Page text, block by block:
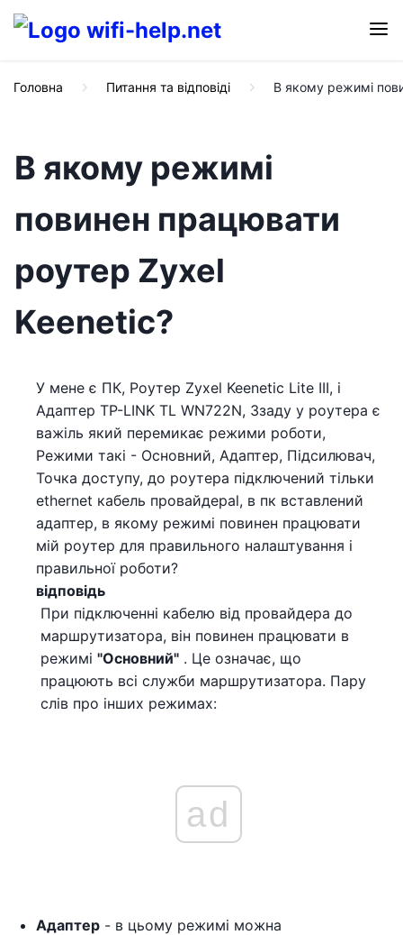
Головна Питання та відповіді В якому режимі
В якому режимі
повинен працювати
роутер Zyxel
Keenetic?
У мене є ПК, Роутер Zyxel Keenetic Lite III, і
Адаптер TP-LINK TL WN722N, Ззаду у роутера є
важіль який перемикає режими роботи,
Режими такі - Основний, Адаптер, Підсилювач,
Точка доступу, до роутера підключений тільки
ethernet кабель провайдераl, в пк вставлений
адаптер, в якому режимі повинен працювати
мій роутер для правильного налаштування і
правильної роботи?
відповідь
При підключенні кабелю від провайдера до
маршрутизатора, він повинен працювати в
режимі "Основний" . Це означає, що
працюють всі служби маршрутизатора. Пару
слів про інших режимах:
ad
Адаптер - в цьому режимі можна